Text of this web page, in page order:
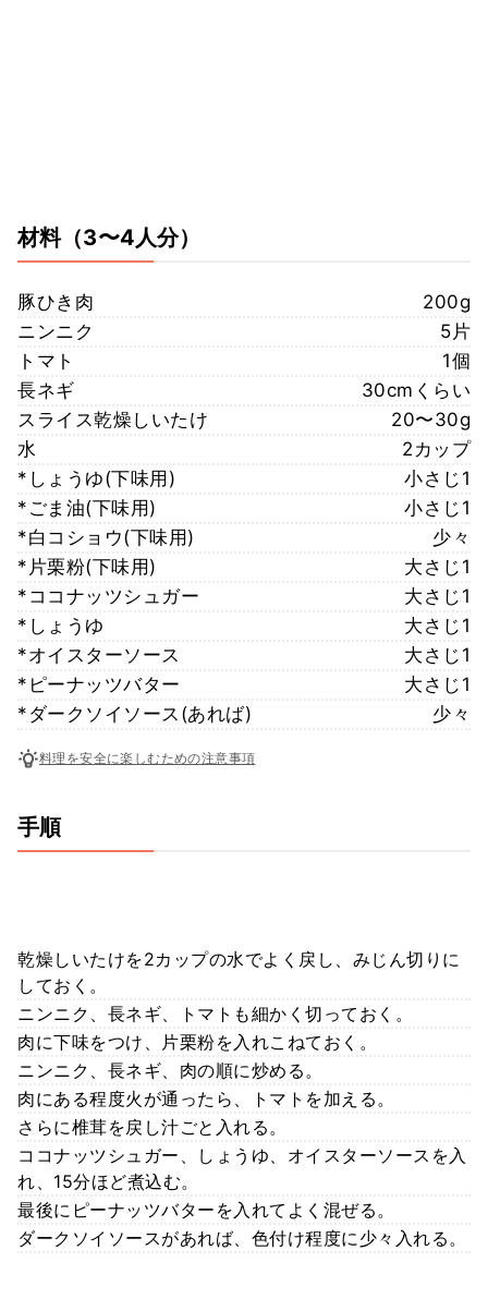
材料（3〜4人分）
豚ひき肉
200g
ニンニク
5片
トマト
1個
長ネギ
30cmくらい
スライス乾燥しいたけ
20〜30g
水
2カップ
*しょうゆ(下味用)
小さじ1
*ごま油(下味用)
小さじ1
*白コショウ(下味用)
少々
*片栗粉(下味用)
大さじ1
*ココナッツシュガー
大さじ1
*しょうゆ
大さじ1
*オイスターソース
大さじ1
*ピーナッツバター
大さじ1
*ダークソイソース(あれば)
少々
料理を安全に楽しむための注意事項
手順
乾燥しいたけを2カップの水でよく戻し、みじん切りに
しておく。
ニンニク、長ネギ、トマトも細かく切っておく。
肉に下味をつけ、片栗粉を入れこねておく。
ニンニク、長ネギ、肉の順に炒める。
肉にある程度火が通ったら、トマトを加える。
さらに椎茸を戻し汁ごと入れる。
ココナッツシュガー、しょうゆ、オイスターソースを入
れ、15分ほど煮込む。
最後にピーナッツバターを入れてよく混ぜる。
ダークソイソースがあれば、色付け程度に少々入れる。